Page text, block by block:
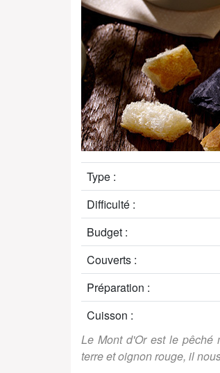
Type :
Difficulté :
Budget :
Couverts :
Préparation :
Cuisson :
Le Mont d'Or est le
terre et oignon rouge, il